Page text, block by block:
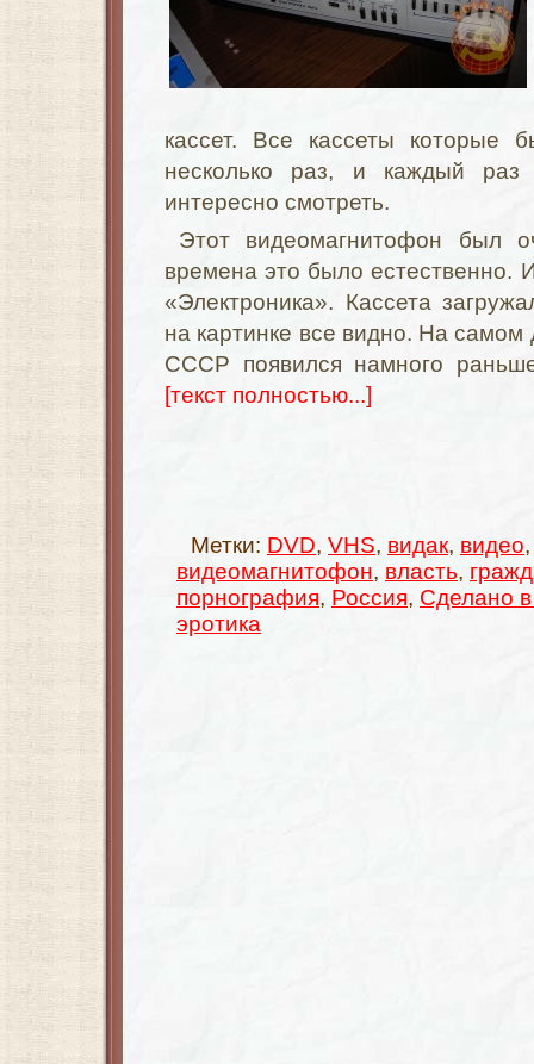
кассет. Все кассеты которые
несколько раз, и каждый
интересно смотреть.
Этот видеомагнитофон был
времена это было естественно.
«Электроника». Кассета
на картинке все видно. На
СССР появился намного
[текст полностью...]
Метки: DVD, VHS, видак, видео
видеомагнитофон, власть,
порнография, Россия, Сделано
эротика